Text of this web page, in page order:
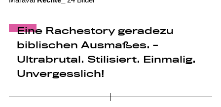
Eine Rachestory geradezu
biblischen Ausmaßes. -
Ultrabrutal. Stilisiert. Einmalig.
Unvergesslich!